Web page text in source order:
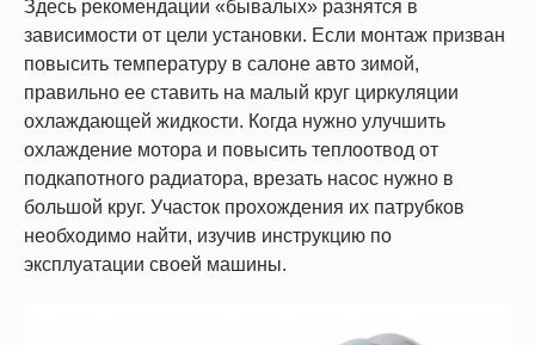
Здесь рекомендации «бывалых» разнятся в
зависимости от цели установки. Если монтаж призван
повысить температуру в салоне авто зимой,
правильно ее ставить на малый круг циркуляции
охлаждающей жидкости. Когда нужно улучшить
охлаждение мотора и повысить теплоотвод от
подкапотного радиатора, врезать насос нужно в
большой круг. Участок прохождения их патрубков
необходимо найти, изучив инструкцию по
эксплуатации своей машины.